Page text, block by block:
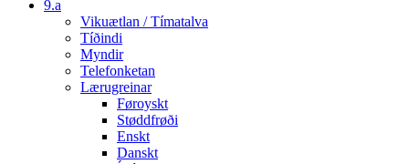
9.a
Vikuætlan / Tímatalva
Tíðindi
Myndir
Telefonketan
Lærugreinar
Føroyskt
Støddfrøði
Enskt
Danskt